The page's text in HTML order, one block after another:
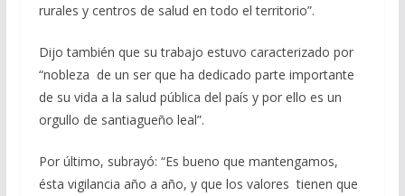
rurales y centros de salud en todo el territorio”.
Dijo también que su trabajo estuvo caracterizado por
“nobleza de un ser que ha dedicado parte importante
de su vida a la salud pública del país y por ello es un
orgullo de santiagueño leal”.
Por último, subrayó: “Es bueno que mantengamos,
ésta vigilancia año a año, y que los valores tienen que